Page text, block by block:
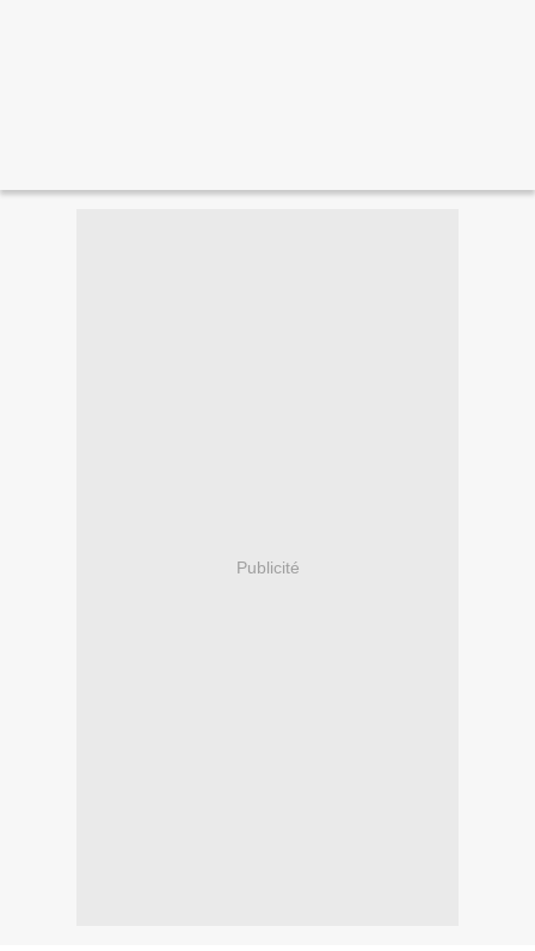
Publicité